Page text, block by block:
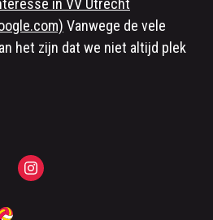
in VV Utrecht
Vanwege de vele
het zijn dat we niet altijd plek